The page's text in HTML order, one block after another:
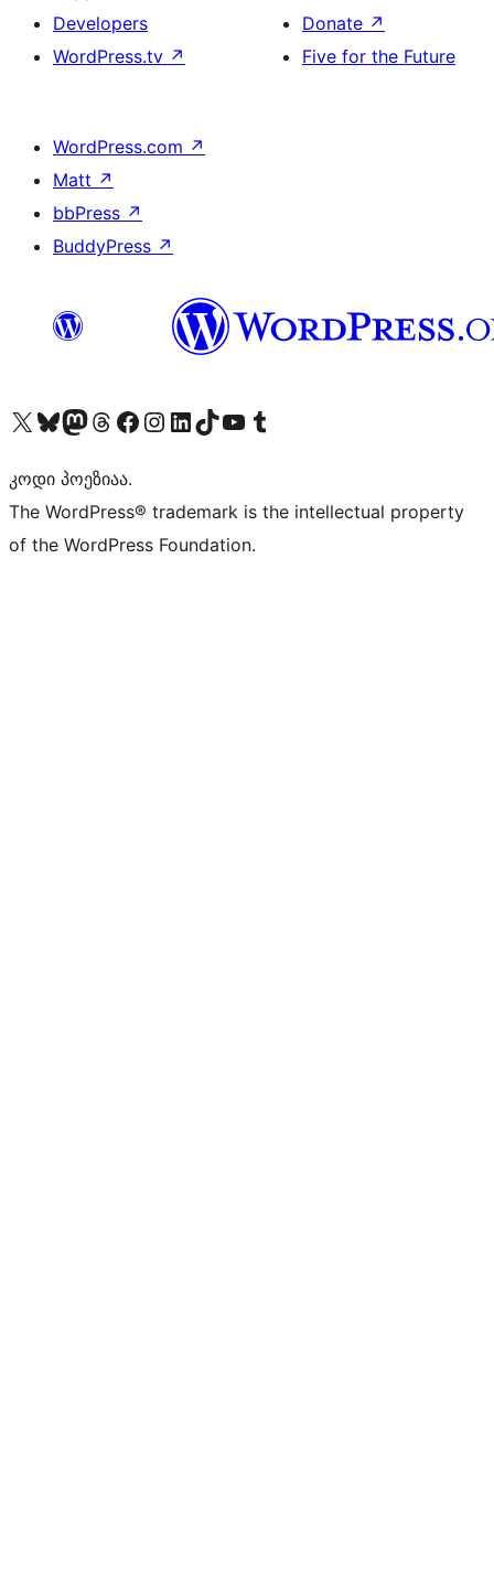
Developers
WordPress.tv ↗
Donate ↗
Five for the Future
WordPress.com ↗
Matt ↗
bbPress ↗
BuddyPress ↗
Visit our X (formerly Twitter) account
Visit our Bluesky account
Visit our Mastodon account
Visit our Threads account
Visit our Facebook page
Visit our Instagram account
Visit our LinkedIn account
Visit our TikTok account
Visit our YouTube channel
Visit our Tumblr account
კოდი პოეზიაა.
The WordPress® trademark is the intellectual property
of the WordPress Foundation.